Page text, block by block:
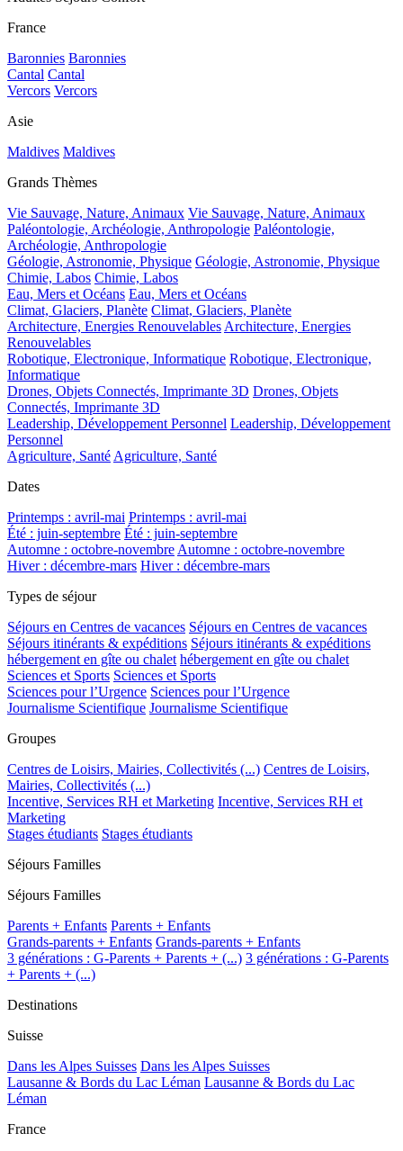
France
Baronnies Baronnies
Cantal Cantal
Vercors Vercors
Asie
Maldives Maldives
Grands Thèmes
Vie Sauvage, Nature, Animaux Vie Sauvage, Nature, Animaux
Paléontologie, Archéologie, Anthropologie Paléontologie,
Archéologie, Anthropologie
Géologie, Astronomie, Physique Géologie, Astronomie, Physique
Chimie, Labos Chimie, Labos
Eau, Mers et Océans Eau, Mers et Océans
Climat, Glaciers, Planète Climat, Glaciers, Planète
Architecture, Energies RenouvelablesArchitecture, Energies
Renouvelables
Robotique, Electronique, Informatique Robotique, Electronique,
Informatique
Drones, Objets Connectés, Imprimante 3D Drones, Objets
Connectés, Imprimante 3D
Leadership, Développement Personnel Leadership, Développement
Personnel
Agriculture, SantéAgriculture, Santé
Dates
Printemps : avril-mai Printemps : avril-mai
Été : juin-septembre Été : juin-septembre
Automne : octobre-novembreAutomne : octobre-novembre
Hiver : décembre-mars Hiver : décembre-mars
Types de séjour
Séjours en Centres de vacances Séjours en Centres de vacances
Séjours itinérants & expéditions Séjours itinérants & expéditions
hébergement en gîte ou chalet hébergement en gîte ou chalet
Sciences et Sports Sciences et Sports
Sciences pour l’Urgence Sciences pour l’Urgence
Journalisme Scientifique Journalisme Scientifique
Groupes
Centres de Loisirs, Mairies, Collectivités (...) Centres de Loisirs,
Mairies, Collectivités (...)
Incentive, Services RH et Marketing Incentive, Services RH et
Marketing
Stages étudiants Stages étudiants
Séjours Familles
Séjours Familles
Parents + Enfants Parents + Enfants
Grands-parents + Enfants Grands-parents + Enfants
3 générations : G-Parents + Parents + (...) 3 générations : G-Parents
+ Parents + (...)
Destinations
Suisse
Dans les Alpes Suisses Dans les Alpes Suisses
Lausanne & Bords du Lac Léman Lausanne & Bords du Lac
Léman
France